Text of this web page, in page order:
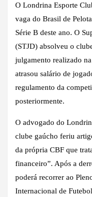
O Londrina Esporte
vaga do Brasil de
Série B deste ano. O
(STJD) absolveu o
julgamento realizado
atrasou salário de
regulamento da
posteriormente.
O advogado do
clube gaúcho feriu
da própria CBF que
financeiro”. Após a
poderá recorrer ao
Internacional de